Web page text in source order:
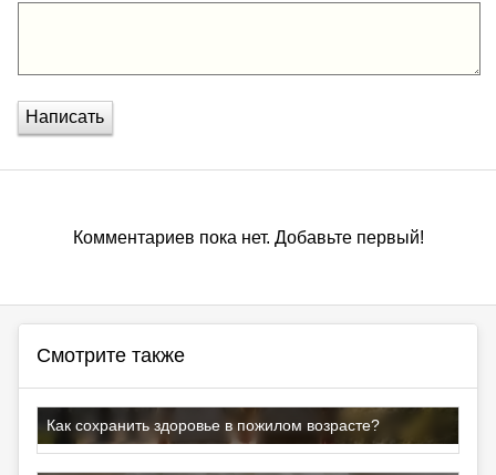
Написать
Комментариев пока нет. Добавьте первый!
Смотрите также
Как сохранить здоровье в пожилом возрасте?